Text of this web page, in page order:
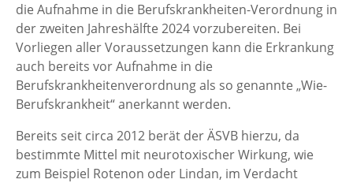
die Aufnahme in die Berufskrankheiten-Verordnung in
der zweiten Jahreshälfte 2024 vorzubereiten. Bei
Vorliegen aller Voraussetzungen kann die Erkrankung
auch bereits vor Aufnahme in die
Berufskrankheitenverordnung als so genannte „Wie-
Berufskrankheit“ anerkannt werden.
Bereits seit circa 2012 berät der ÄSVB hierzu, da
bestimmte Mittel mit neurotoxischer Wirkung, wie
zum Beispiel Rotenon oder Lindan, im Verdacht